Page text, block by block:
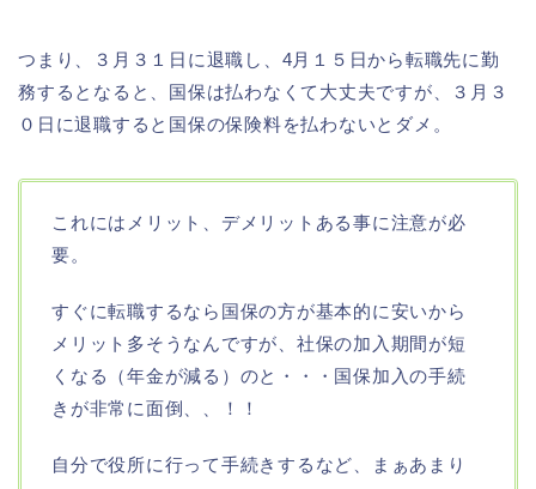
つまり、３月３１日に退職し、4月１５日から転職先に勤
務するとなると、国保は払わなくて大丈夫ですが、３月３
０日に退職すると国保の保険料を払わないとダメ。
これにはメリット、デメリットある事に注意が必
要。
すぐに転職するなら国保の方が基本的に安いから
メリット多そうなんですが、社保の加入期間が短
くなる（年金が減る）のと・・・国保加入の手続
きが非常に面倒、、！！
自分で役所に行って手続きするなど、まぁあまり